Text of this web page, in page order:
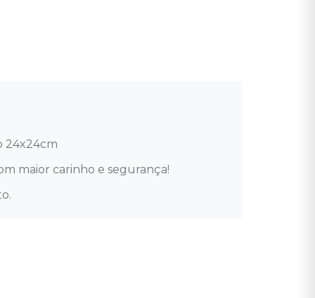
24x24cm
maior carinho e segurança!